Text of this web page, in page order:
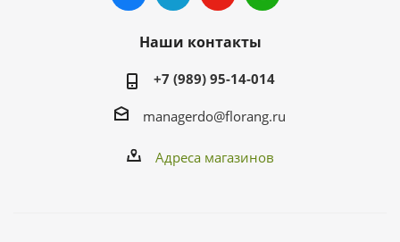
Наши контакты
+7 (989) 95-14-014
managerdo@florang.ru
Адреса магазинов